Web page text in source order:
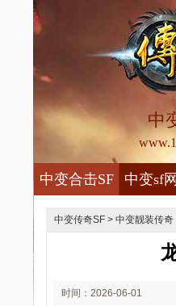
中
中变合击SF 中变sf
中变传奇SF > 中变靓装传奇
时间：2026-06-01